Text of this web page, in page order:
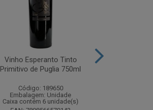
Vinho Esperanto Tinto
Primitivo de Puglia 750ml
Código: 189650
Embalagem: Unidade
Caixa contém 6 unidade(s)